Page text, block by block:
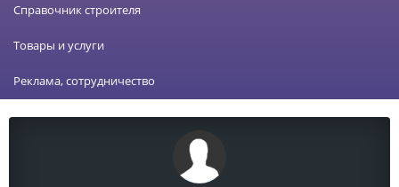
Справочник строителя
Товары и услуги
Реклама, сотрудничество